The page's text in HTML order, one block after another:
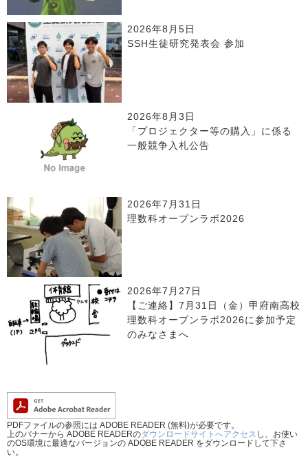
2026年8月5日
SSH生徒研究発表会 参加
2026年8月3日
「プロジェクター等の購入」に係る
一般競争入札公告
2026年7月31日
理数科オープンラボ2026
2026年7月27日
【ご連絡】7月31日（金）甲府南高校
理数科オープンラボ2026に参加予定
のみなさまへ
PDFファイルの参照には ADOBE READER (無料)が必要です。
上のバナーから ADOBE READERのダウンロードサイトへアクセス し、お使い
のOS環境に最適なバージョンの ADOBE READER をダウンロードして下さ
い。